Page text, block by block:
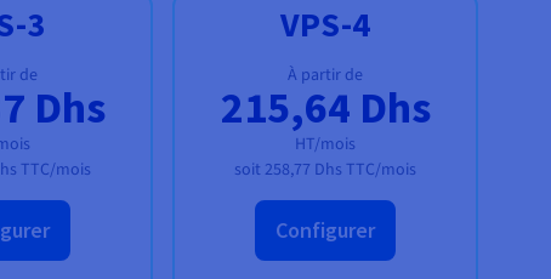
3
de
Dhs
TTC/mois
VPS-4
À partir de
215,64 Dhs
HT/mois
soit 258,77 Dhs TTC/mois
Configurer